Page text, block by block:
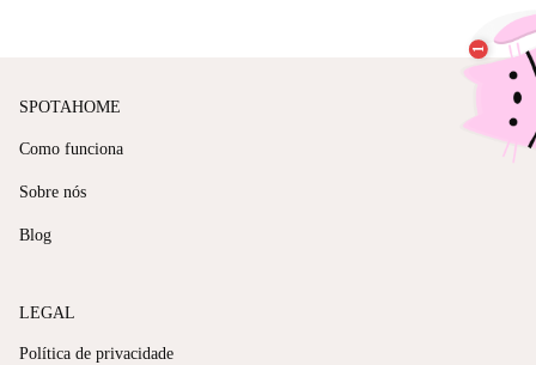
SPOTAHOME
Como funciona
Sobre nós
Blog
LEGAL
Política de privacidade